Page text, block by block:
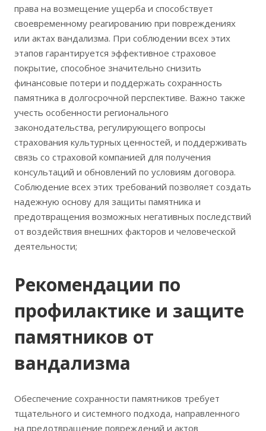
права на возмещение ущерба и способствует
своевременному реагированию при повреждениях
или актах вандализма. При соблюдении всех этих
этапов гарантируется эффективное страховое
покрытие‚ способное значительно снизить
финансовые потери и поддержать сохранность
памятника в долгосрочной перспективе. Важно также
учесть особенности регионального
законодательства‚ регулирующего вопросы
страхования культурных ценностей‚ и поддерживать
связь со страховой компанией для получения
консультаций и обновлений по условиям договора.
Соблюдение всех этих требований позволяет создать
надежную основу для защиты памятника и
предотвращения возможных негативных последствий
от воздействия внешних факторов и человеческой
деятельности;
Рекомендации по
профилактике и защите
памятников от
вандализма
Обеспечение сохранности памятников требует
тщательного и системного подхода‚ направленного
на предотвращение повреждений и актов